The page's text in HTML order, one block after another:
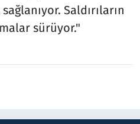
Saldırıların
sürüyor."